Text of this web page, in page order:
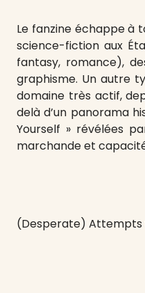
Le fanzine échappe à
science-fiction aux
fantasy, romance),
graphisme. Un autre
domaine très actif,
delà d’un panorama
Yourself » révélées
marchande et
(Desperate) Attempts